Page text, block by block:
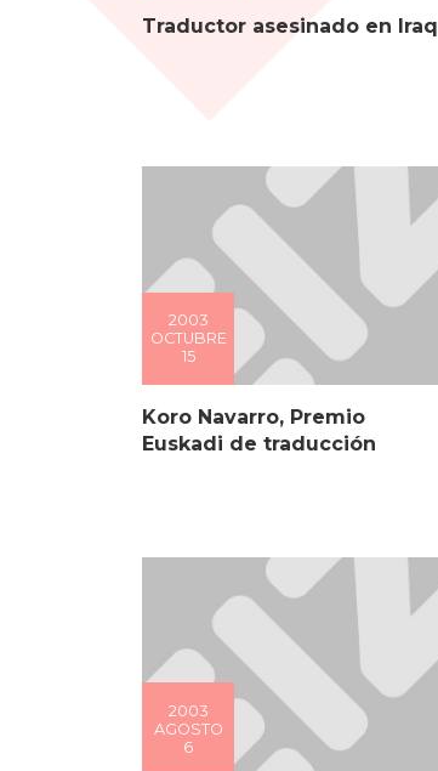
Traductor asesinado en Iraq
2003
OCTUBRE
15
Koro Navarro, Premio
Euskadi de traducción
2003
AGOSTO
6